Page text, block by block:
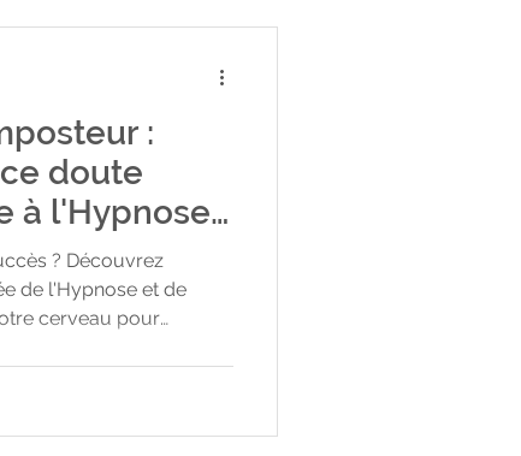
:
doute
à l'Hypnose
? Découvrez
de l'Hypnose et de
cerveau pour